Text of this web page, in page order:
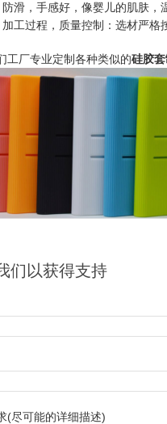
滑，手感好，像婴儿的肌肤，
工过程，质量控制：选材严格
工厂专业定制各种类似的硅胶
们以获得支持
(尽可能的详细描述)